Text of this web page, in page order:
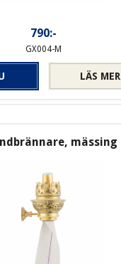
790:-
GX004-M
LÄS MER
mässing